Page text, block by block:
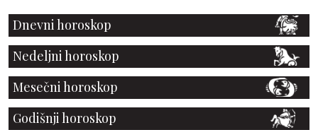
Dnevni horoskop
Nedeljni horoskop
Mesečni horoskop
Godišnji horoskop